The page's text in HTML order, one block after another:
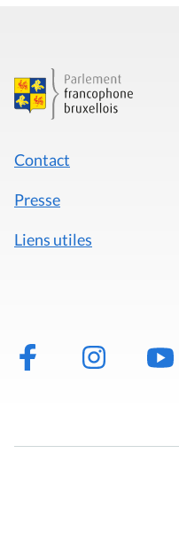
Contact
Presse
Liens utiles